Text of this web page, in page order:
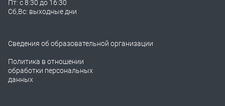
Пт: с 8:30 до 16:30
Сб,Вс: выходные дни
Сведения об образовательной организации
Политика в отношении
обработки персональных
данных